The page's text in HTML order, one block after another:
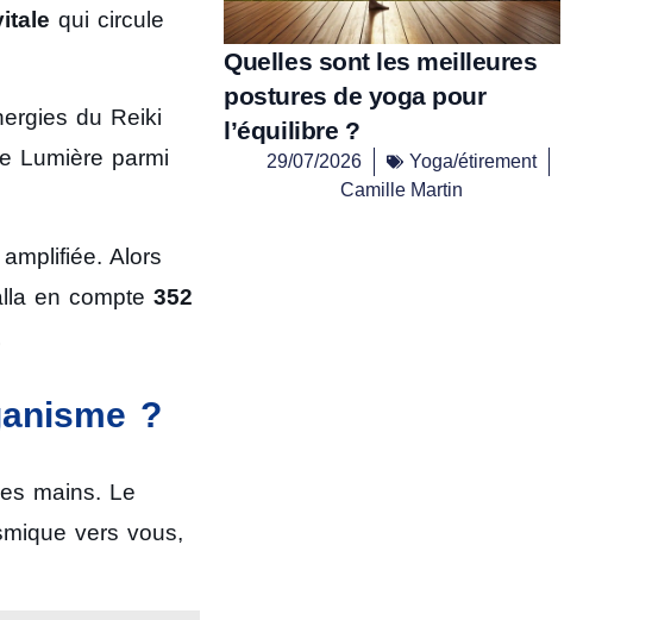
qui circule
du Reiki
Lumière parmi
Alors
en compte 352
?
mains. Le
vers vous,
Quelles sont les meilleures
postures de yoga pour
l’équilibre ?
29/07/2026
Yoga/étirement
Camille Martin